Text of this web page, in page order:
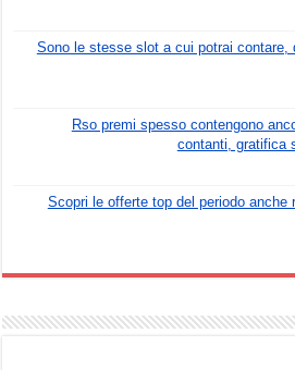
Sono le stesse slot a cui potrai contare,
Rso premi spesso contengono
contanti, gratifica
Scopri le offerte top del periodo anche